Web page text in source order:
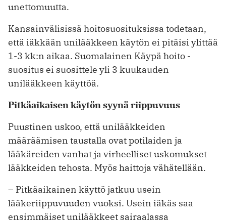
unettomuutta.
Kansainvälisissä hoitosuosituksissa todetaan,
että iäkkään unilääkkeen käytön ei pitäisi ylittää
1-3 kk:n aikaa. Suomalainen Käypä hoito -
suositus ei suosittele yli 3 kuukauden
unilääkkeen käyttöä.
Pitkäaikaisen käytön syynä riippuvuus
Puustinen uskoo, että unilääkkeiden
määräämisen taustalla ovat potilaiden ja
lääkäreiden vanhat ja virheelliset uskomukset
lääkkeiden tehosta. Myös haittoja vähätellään.
– Pitkäaikainen käyttö jatkuu usein
lääkeriippuvuuden vuoksi. Usein iäkäs saa
ensimmäiset unilääkkeet sairaalassa